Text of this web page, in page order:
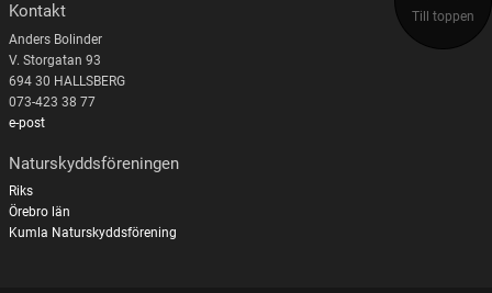
Till toppen
Kontakt
Anders Bolinder
V. Storgatan 93
694 30 HALLSBERG
073-423 38 77
e-post
Naturskyddsföreningen
Riks
Örebro län
Kumla Naturskyddsförening